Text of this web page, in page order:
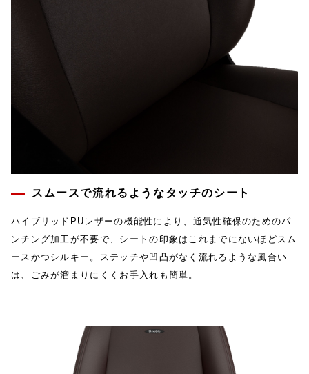
スムースで流れるようなタッチのシート
ハイブリッドPUレザーの機能性により、通気性確保のためのパ
ンチング加工が不要で、シートの印象はこれまでにないほどスム
ースかつシルキー。ステッチや凹凸がなく流れるような風合い
は、ごみが溜まりにくくお手入れも簡単。